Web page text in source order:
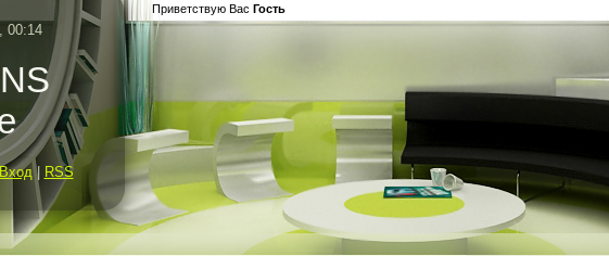
00:14
| RSS
Приветствую Вас Гость